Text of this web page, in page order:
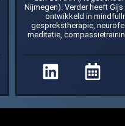
Nijmegen). Verder heeft Gijs
ontwikkeld in
gesprekstherapie,
meditatie,